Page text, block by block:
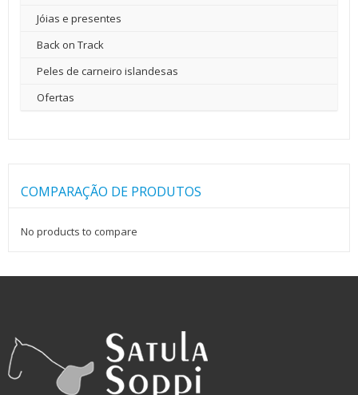
Jóias e presentes
Back on Track
Peles de carneiro islandesas
Ofertas
COMPARAÇÃO DE PRODUTOS
No products to compare